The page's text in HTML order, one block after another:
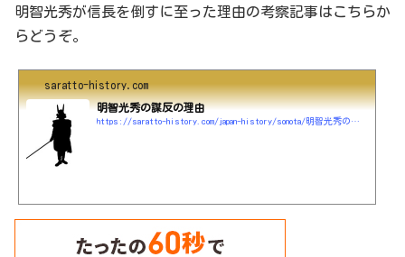
明智光秀が信長を倒すに至った理由の考察記事はこちらか
らどうぞ。
saratto-history.com
明智光秀の謀反の理由
https://saratto-history.com/japan-history/sonota/明智光秀の謀反の理由